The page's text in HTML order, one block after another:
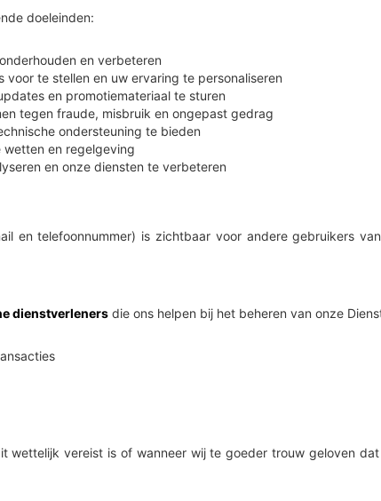
doeleinden:
en verbeteren
voor te stellen en uw ervaring te personaliseren
en promotiemateriaal te sturen
tegen fraude, misbruik en ongepast gedrag
ondersteuning te bieden
wetten en regelgeving
en onze diensten te verbeteren
en telefoonnummer) is zichtbaar voor andere gebruikers
dienstverleners die ons helpen bij het beheren van onze
wettelijk vereist is of wanneer wij te goeder trouw geloven